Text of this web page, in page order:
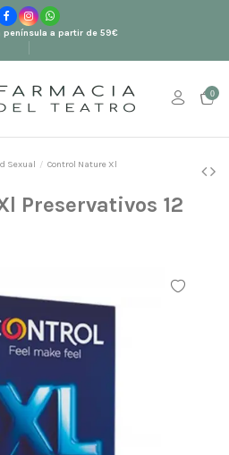
península a partir de 59€
0
Sexual
Control Nature Xl
Preservativos 12